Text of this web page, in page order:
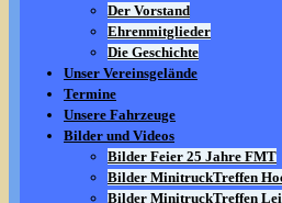
Der Vorstand
Ehrenmitglieder
Die Geschichte
Unser Vereinsgelände
Termine
Unsere Fahrzeuge
Bilder und Videos
Bilder Feier 25 Jahre FMT
Bilder MinitruckTreffen
Bilder MinitruckTreffen